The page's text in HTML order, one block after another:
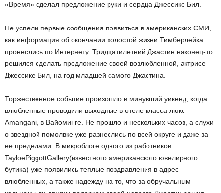
«Время» сделал предложение руки и сердца Джессике Бил.
Не успели первые сообщения появиться в американских СМИ,
как информация об окончании холостой жизни Тимберлейка
пронеслись по Интернету. Тридцатилетний Джастин наконец-то
решился сделать предложение своей возлюбленной, актрисе
Джессике Бил, на год младшей самого Джастина.
Торжественное событие произошло в минувший уикенд, когда
влюбленные проводили выходные в отеле класса люкс
Amangani, в Вайоминге. Не прошло и нескольких часов, а слухи
о звездной помолвке уже разнеслись по всей округе и даже за
ее пределами. В микроблоге одного из работников
TayloePiggottGallery(известного американского ювелирного
бутика) уже появились теплые поздравления в адрес
влюбленных, а также надежду на то, что за обручальным